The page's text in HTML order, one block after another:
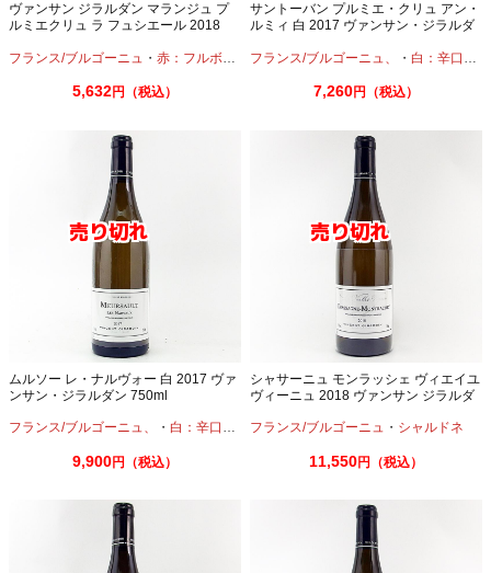
ヴァンサン ジラルダン マランジュ プ
ルミエクリュ ラ フュシエール 2018
フランス/ブルゴーニュ ・ 赤：フルボディ ・ピノノワール
5,632円（税込）
サントーバン プルミエ・クリュ アン・
ルミィ 白 2017 ヴァンサン・ジラルダ
フランス/ブルゴーニュ、
・ 白：辛口
7,260円（税込）
ムルソー レ・ナルヴォー 白 2017 ヴァ
ンサン・ジラルダン 750ml
フランス/ブルゴーニュ、 ・ 白：辛口 ・ シャルドネ
9,900円（税込）
シャサーニュ モンラッシェ ヴィエイユ
ヴィーニュ 2018 ヴァンサン ジラルダ
白ワイン
フランス/ブルゴーニュ ・ シャルドネ
11,550円（税込）